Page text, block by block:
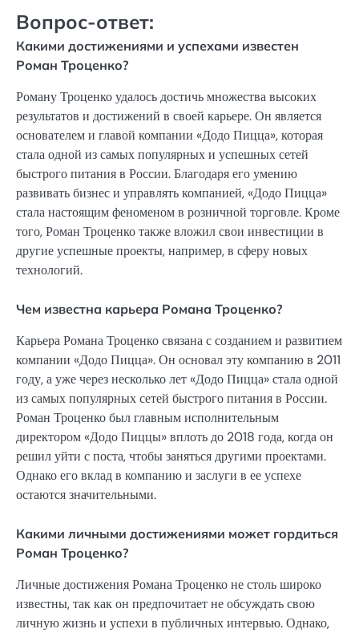
Вопрос-ответ:
Какими достижениями и успехами известен
Роман Троценко?
Роману Троценко удалось достичь множества высоких
результатов и достижений в своей карьере. Он является
основателем и главой компании «Додо Пицца», которая
стала одной из самых популярных и успешных сетей
быстрого питания в России. Благодаря его умению
развивать бизнес и управлять компанией, «Додо Пицца»
стала настоящим феноменом в розничной торговле. Кроме
того, Роман Троценко также вложил свои инвестиции в
другие успешные проекты, например, в сферу новых
технологий.
Чем известна карьера Романа Троценко?
Карьера Романа Троценко связана с созданием и развитием
компании «Додо Пицца». Он основал эту компанию в 2011
году, а уже через несколько лет «Додо Пицца» стала одной
из самых популярных сетей быстрого питания в России.
Роман Троценко был главным исполнительным
директором «Додо Пиццы» вплоть до 2018 года, когда он
решил уйти с поста, чтобы заняться другими проектами.
Однако его вклад в компанию и заслуги в ее успехе
остаются значительными.
Какими личными достижениями может гордиться
Роман Троценко?
Личные достижения Романа Троценко не столь широко
известны, так как он предпочитает не обсуждать свою
личную жизнь и успехи в публичных интервью. Однако,